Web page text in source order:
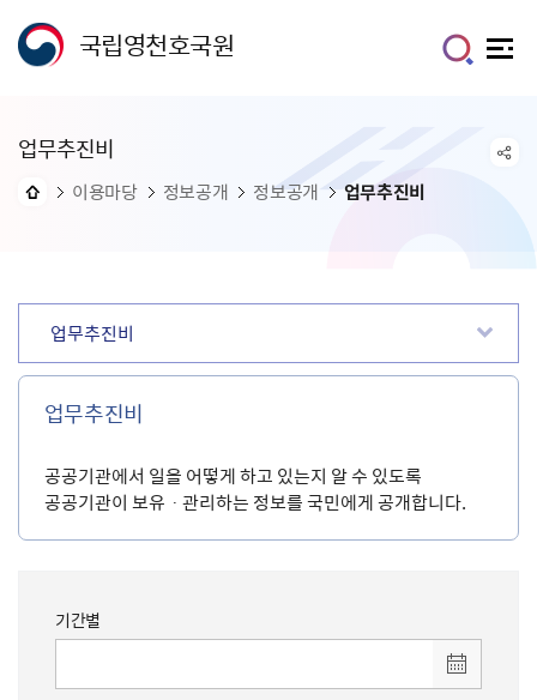
국립영천호국원
업무추진비
이용마당 정보공개 정보공개 업무추진비
업무추진비
업무추진비
공공기관에서 일을 어떻게 하고 있는지 알 수 있도록
공공기관이 보유ㆍ관리하는 정보를 국민에게 공개합니다.
기간별